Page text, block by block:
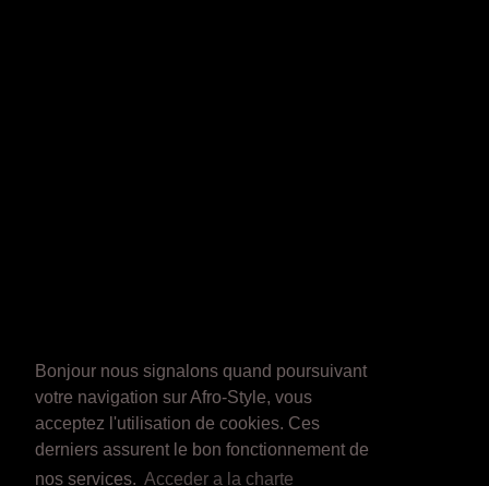
Bonjour nous signalons quand poursuivant
votre navigation sur Afro-Style, vous
acceptez l'utilisation de cookies. Ces
derniers assurent le bon fonctionnement de
nos services. Acceder a la charte